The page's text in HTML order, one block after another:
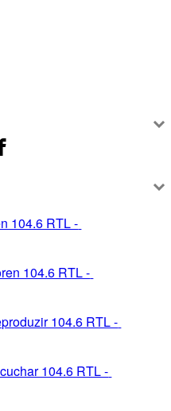
104.6 RTL -
104.6 RTL -
104.6 RTL -
104.6 RTL -